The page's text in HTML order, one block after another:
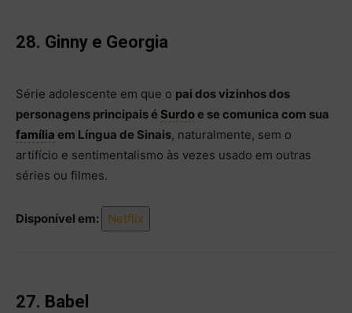
28. Ginny e Georgia
Série adolescente em que o pai dos vizinhos dos
personagens principais é Surdoe se comunica com sua
família em Língua de Sinais, naturalmente, sem o
artifício e sentimentalismo às vezes usado em outras
séries ou filmes.
Disponível em: Netflix
27. Babel